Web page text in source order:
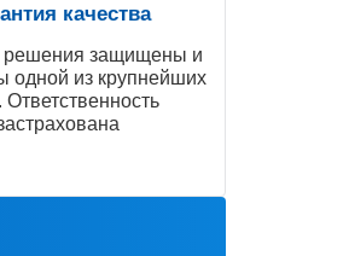
качества
решения защищены и
одной из крупнейших